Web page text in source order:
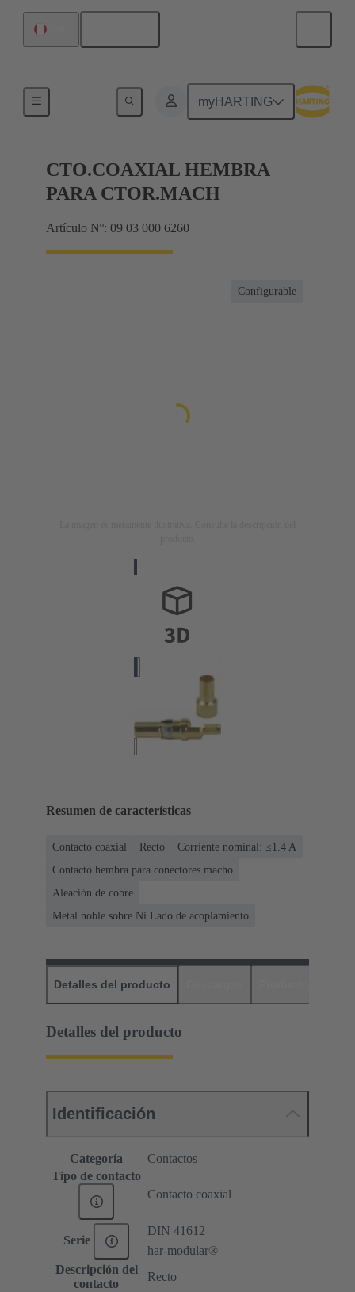
myHARTING
CTO.COAXIAL HEMBRA
PARA CTOR.MACH
Artículo Nº: 09 03 000 6260
Configurable
Resumen de características
Contacto coaxial Recto
Corriente nominal: ≤1.4 A
Contacto hembra para conectores macho
Aleación de cobre
Metal noble sobre Ni Lado de acoplamiento
Detalles del producto
Detalles del producto
Identificación
Categoría
Contactos
Tipo de contacto
Contacto coaxial
Serie
DIN 41612
har-modular®
Descripción del
contacto
Recto